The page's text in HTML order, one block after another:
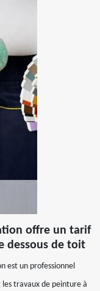
offre un tarif
dessous de toit
est un professionnel
travaux de peinture à